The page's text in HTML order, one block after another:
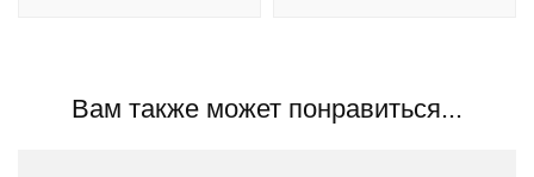
Вам также может понравиться...